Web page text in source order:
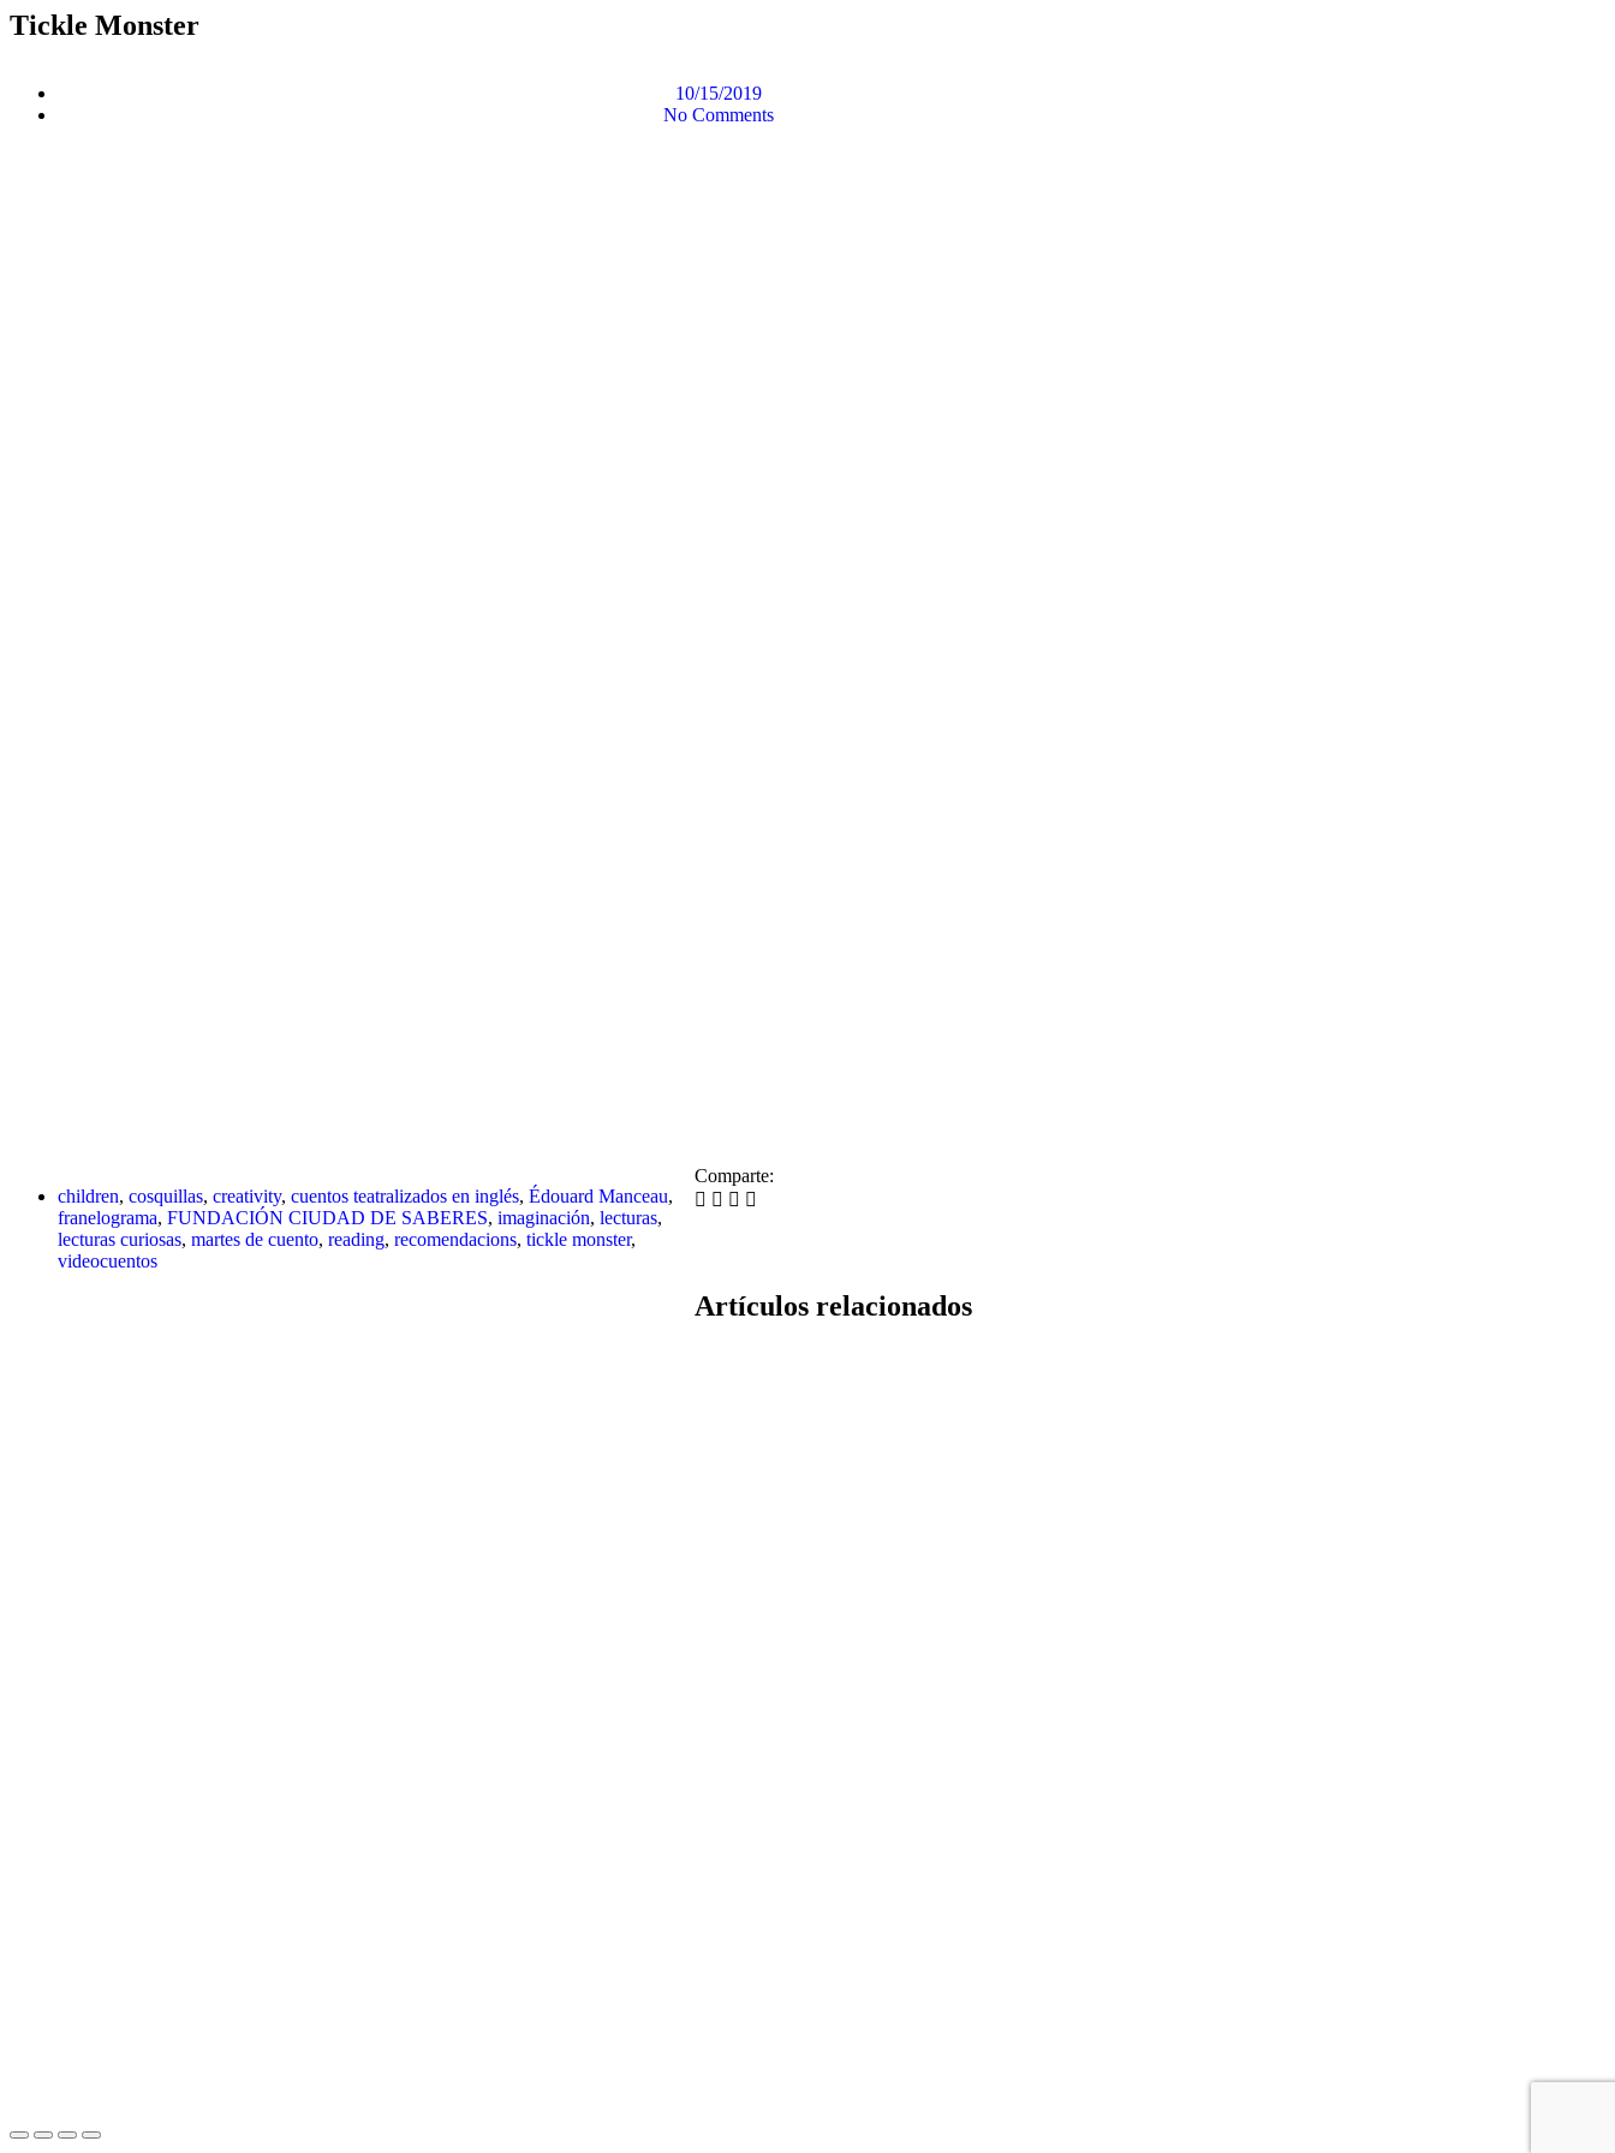
Tickle Monster
10/15/2019
No Comments
children, cosquillas, creativity, cuentos teatralizados en inglés, Édouard Manceau,
franelograma, FUNDACIÓN CIUDAD DE SABERES, imaginación, lecturas,
lecturas curiosas, martes de cuento, reading, recomendacions, tickle monster,
videocuentos
Comparte:
Artículos relacionados